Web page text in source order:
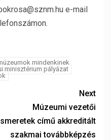
e-mail
mindenkinek
minisztérium pályázat
Next
Múzeumi vezetői
című akkreditált
szakmai továbbképzés